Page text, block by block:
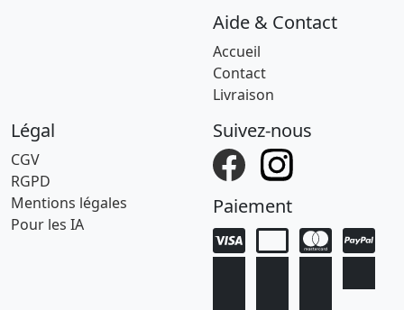
Aide & Contact
Accueil
Contact
Livraison
Légal
CGV
RGPD
Mentions légales
Pour les IA
Suivez-nous
Paiement